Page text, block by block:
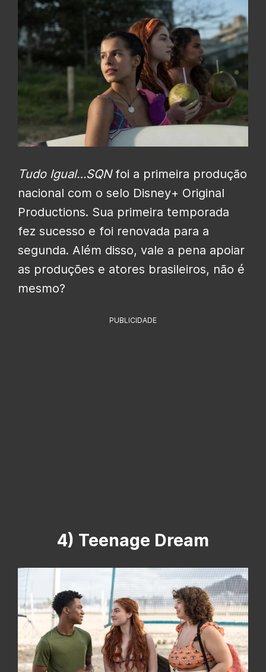
Tudo Igual…SQNfoi a primeira produção
nacional com o selo Disney+ Original
Productions. Sua primeira temporada
fez sucesso e foi renovada para a
segunda. Além disso, vale a pena apoiar
as produções e atores brasileiros, não é
mesmo?
PUBLICIDADE
4) Teenage Dream